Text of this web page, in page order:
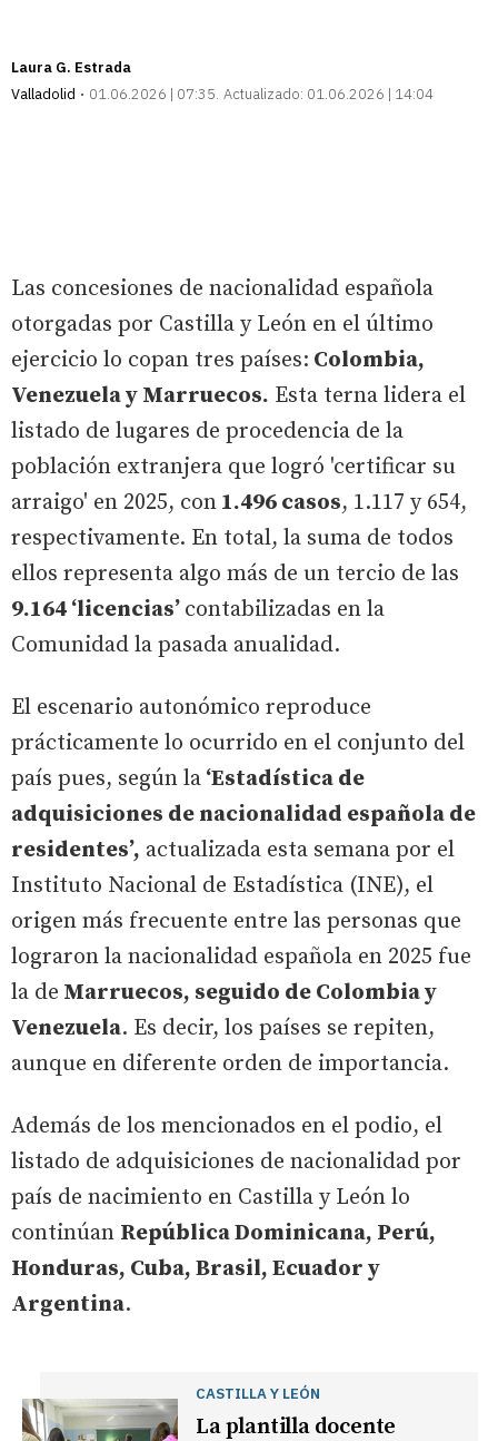
Laura G. Estrada
Valladolid
01.06.2026 | 07:35 Actualizado: 01.06.2026 | 14:04
Las concesiones de nacionalidad española
otorgadas por Castilla y León en el último
ejercicio lo copan tres países: Colombia,
Venezuela y Marruecos. Esta terna lidera el
listado de lugares de procedencia de la
población extranjera que logró 'certificar su
arraigo' en 2025, con 1.496 casos, 1.117 y 654,
respectivamente. En total, la suma de todos
ellos representa algo más de un tercio de las
9.164 ‘licencias’ contabilizadas en la
Comunidad la pasada anualidad.
El escenario autonómico reproduce
prácticamente lo ocurrido en el conjunto del
país pues, según la ‘Estadística de
adquisiciones de nacionalidad española de
residentes’, actualizada esta semana por el
Instituto Nacional de Estadística (INE), el
origen más frecuente entre las personas que
lograron la nacionalidad española en 2025 fue
la de Marruecos, seguido de Colombia y
Venezuela. Es decir, los países se repiten,
aunque en diferente orden de importancia.
Además de los mencionados en el podio, el
listado de adquisiciones de nacionalidad por
país de nacimiento en Castilla y León lo
continúan República Dominicana, Perú,
Honduras, Cuba, Brasil, Ecuador y
Argentina.
CASTILLA Y LEÓN
La plantilla docente